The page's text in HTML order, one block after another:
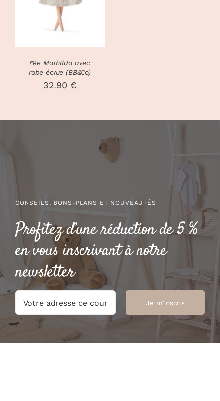
Fée Mathilda avec
robe écrue (BB&Co)
32.90 €
CONSEILS, BONS-PLANS ET NOUVEAUTÉS
Profitez d’une réduction de 5 %
en vous inscrivant à notre
newsletter